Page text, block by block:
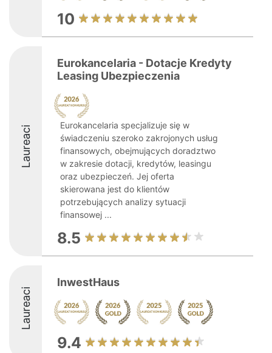
10
Laureaci
Eurokancelaria - Dotacje Kredyty
Leasing Ubezpieczenia
Eurokancelaria specjalizuje się w
świadczeniu szeroko zakrojonych usług
finansowych, obejmujących doradztwo
w zakresie dotacji, kredytów, leasingu
oraz ubezpieczeń. Jej oferta
skierowana jest do klientów
potrzebujących analizy sytuacji
finansowej ...
8.5
Laureaci
InwestHaus
9.4